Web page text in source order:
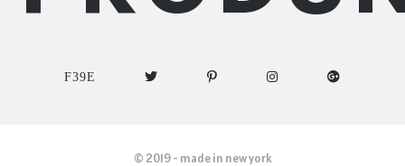
© 2019 - made in new york